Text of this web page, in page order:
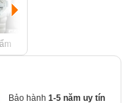
Bảo hành 1-5 năm uy tín